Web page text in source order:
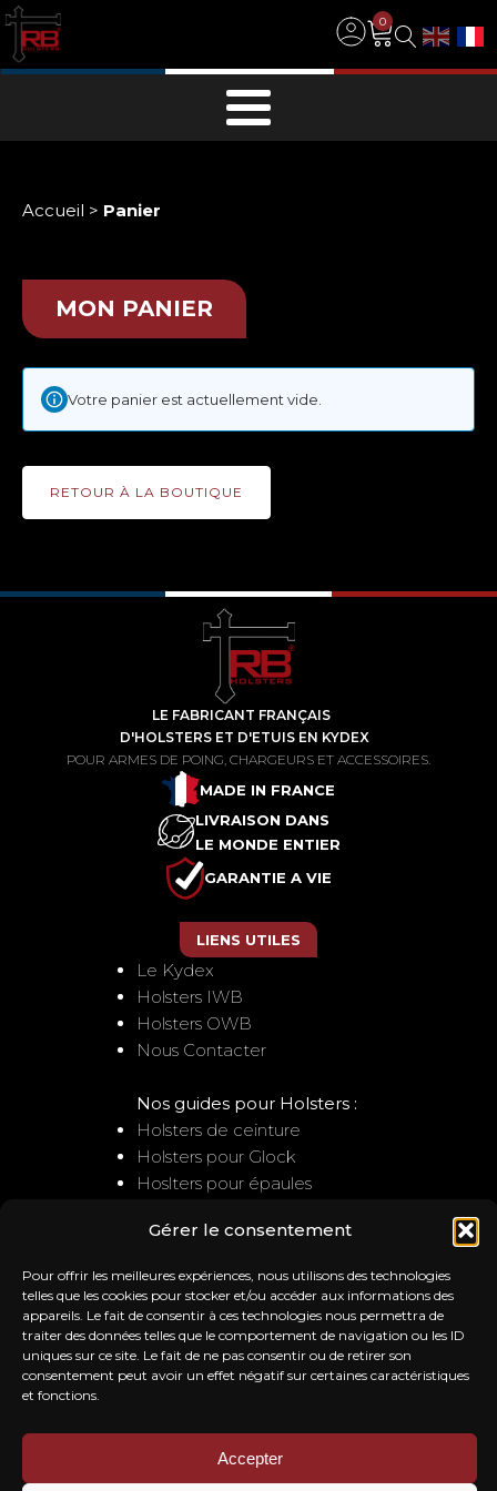
Gérer le consentement
Pour offrir les meilleures expériences, nous utilisons des technologies
telles que les cookies pour stocker et/ou accéder aux informations des
appareils. Le fait de consentir à ces technologies nous permettra de
traiter des données telles que le comportement de navigation ou les ID
uniques sur ce site. Le fait de ne pas consentir ou de retirer son
consentement peut avoir un effet négatif sur certaines caractéristiques
et fonctions.
Accepter
0
Accueil > Panier
MON PANIER
Votre panier est actuellement vide.
RETOUR À LA BOUTIQUE
LE FABRICANT FRANÇAIS
D'HOLSTERS ET D'ETUIS EN KYDEX
POUR ARMES DE POING, CHARGEURS ET ACCESSOIRES.
MADE IN FRANCE
LIVRAISON DANS
LE MONDE ENTIER
GARANTIE A VIE
LIENS UTILES
Le Kydex
Holsters IWB
Holsters OWB
Nous Contacter
Nos guides pour Holsters :
Holsters de ceinture
Holsters pour Glock
Hoslters pour épaules
NOUS CONTACTER
Service client
: contact@trb-holsters.com
Notre Atelier
20A la ferme de l'ile